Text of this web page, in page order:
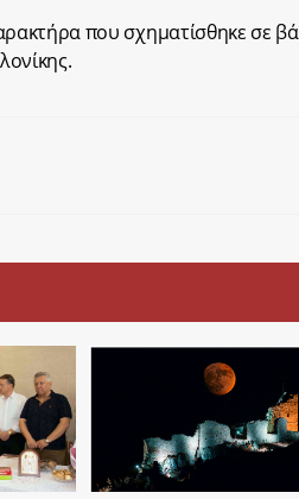
που σχηματίσθηκε σε